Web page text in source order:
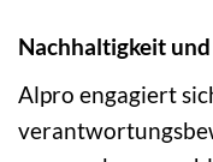
Nachhaltigkeit
Alpro engagiert